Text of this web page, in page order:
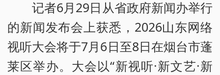
记者6月29日从省政府新闻办举行
的新闻发布会上获悉，2026山东网络
视听大会将于7月6日至8日在烟台市蓬
莱区举办。大会以“新视听·新文艺·新